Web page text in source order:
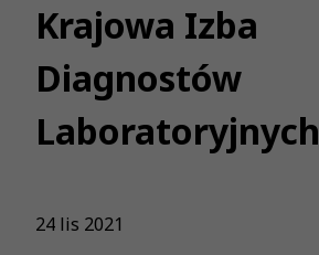
Krajowa Izba
Diagnostów
Laboratoryjnych
24 lis 2021